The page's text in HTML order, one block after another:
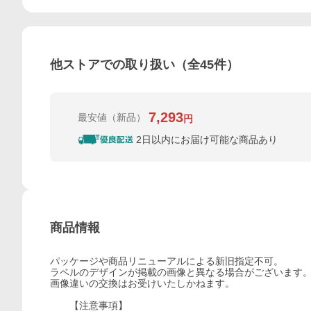
他ストアでの取り扱い（全45件）
最安値 （新品） 7,293円
2日以内にお届け可能な商品あり
商品情報
パッケージや商品リニューアルによる新旧指定不可。
ラベルのデザインが掲載の画像と異なる場合がございます
画像違いの交換はお受けいたしかねます。
【注意事項】